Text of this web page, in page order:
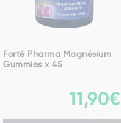
Forté Pharma Magnésium
Gummies x 45
11,90€